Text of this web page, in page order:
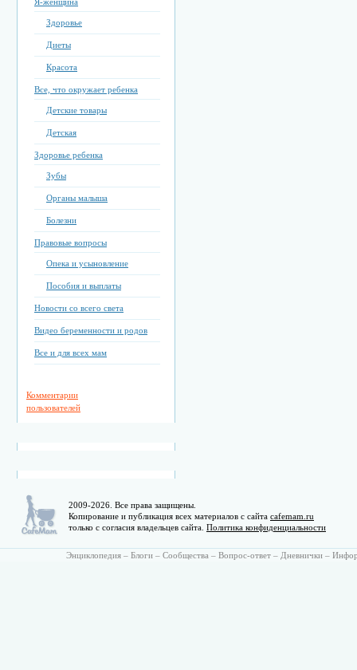
Здоровье
Диеты
Красота
Все, что окружает ребенка
Детские товары
Детская
Здоровье ребенка
Зубы
Органы малыша
Болезни
Правовые вопросы
Опека и усыновление
Пособия и выплаты
Новости со всего света
Видео беременности и родов
Все и для всех мам
Комментарии
пользователей
2009-2026. Все права защищены.
Копирование и публикация всех материалов с сайта cafemam.ru
только с согласия владельцев сайта. Политика конфиденциальности
Энциклопедия – Блоги – Сообщества – Вопрос-ответ – Дневнички –